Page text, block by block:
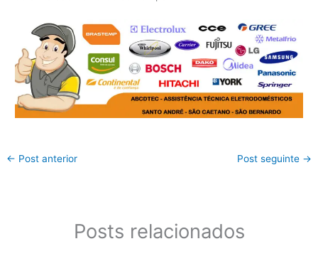
← Post anterior Post seguinte →
Posts relacionados